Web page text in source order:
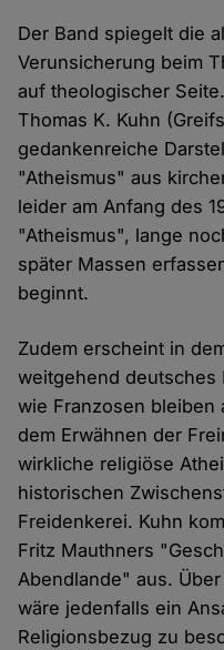
Der Band spiegelt die
Verunsicherung beim
auf theologischer
Thomas K. Kuhn
gedankenreiche
"Atheismus" aus
leider am Anfang des
"Atheismus", lange
später Massen
beginnt.
Zudem erscheint in
weitgehend deutsches
wie Franzosen bleiben
dem Erwähnen der
wirkliche religiöse
historischen
Freidenkerei. Kuhn
Fritz Mauthners
Abendlande" aus.
wäre jedenfalls ein
Religionsbezug zu